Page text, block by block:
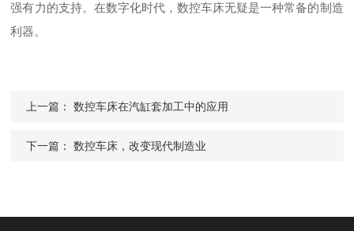
强有力的支持。在数字化时代，数控车床无疑是一种常备的制造
利器。
上一篇：数控车床在汽缸套加工中的应用
下一篇：数控车床，改变现代制造业